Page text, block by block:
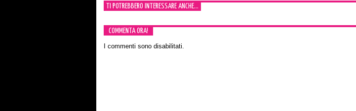
TI POTREBBERO INTERESSARE ANCHE...
COMMENTA ORA!
I commenti sono disabilitati.